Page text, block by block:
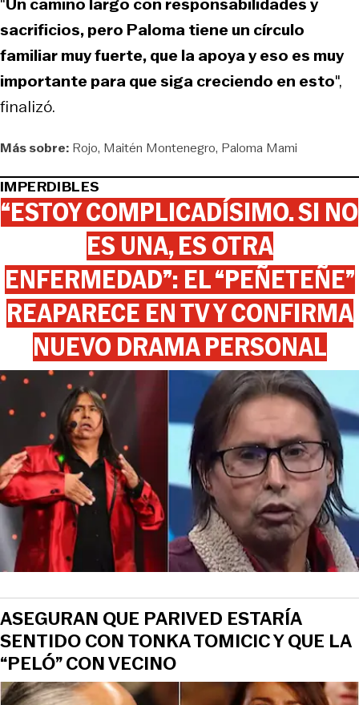
sacrificios, pero Paloma tiene un círculo
familiar muy fuerte, que la apoya y eso es muy
importante para que siga creciendo en esto",
finalizó.
Más sobre: Rojo Maitén Montenegro Paloma Mami
IMPERDIBLES
“ESTOY COMPLICADÍSIMO. SI NO
ES UNA, ES OTRA
ENFERMEDAD”: EL “PEÑETEÑE”
REAPARECE EN TV Y CONFIRMA
NUEVO DRAMA PERSONAL
ASEGURAN QUE PARIVED ESTARÍA
SENTIDO CON TONKA TOMICIC Y QUE LA
“PELÓ” CON VECINO